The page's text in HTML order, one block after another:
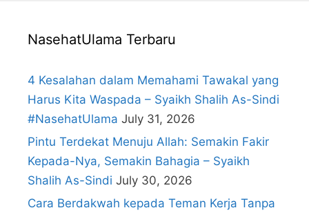
NasehatUlama Terbaru
4 Kesalahan dalam Memahami Tawakal yang
Harus Kita Waspada – Syaikh Shalih As-Sindi
#NasehatUlama July 31, 2026
Pintu Terdekat Menuju Allah: Semakin Fakir
Kepada-Nya, Semakin Bahagia – Syaikh
Shalih As-Sindi July 30, 2026
Cara Berdakwah kepada Teman Kerja Tanpa